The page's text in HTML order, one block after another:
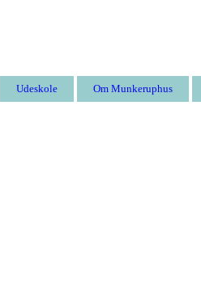
Udeskole Om Munkeruphus